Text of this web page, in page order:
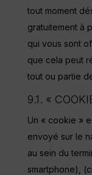
tout moment
gratuitement à
qui vous sont
que cela peut
tout ou partie
9.1. «
Un « cookie »
envoyé sur le
au sein du
smartphone),